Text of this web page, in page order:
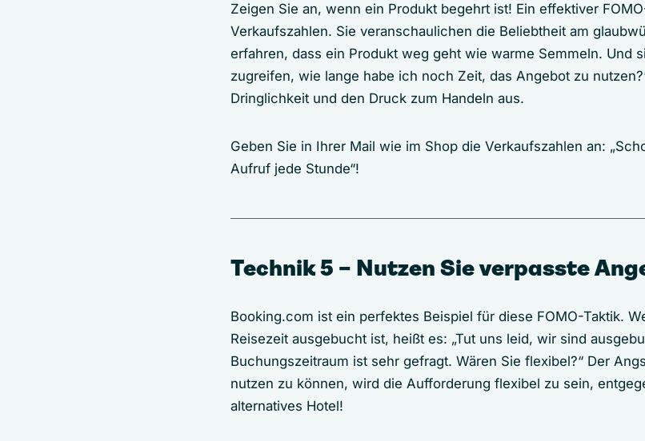
Zeigen Sie an, wenn ein Produkt begehrt ist! Ein effektiver
Verkaufszahlen. Sie veranschaulichen die Beliebtheit am
erfahren, dass ein Produkt weg geht wie warme Semmeln. Und
zugreifen, wie lange habe ich noch Zeit, das Angebot zu
Dringlichkeit und den Druck zum Handeln aus.
Geben Sie in Ihrer Mail wie im Shop die Verkaufszahlen an:
Aufruf jede Stunde“!
Technik 5 – Nutzen Sie verpasste
Booking.com ist ein perfektes Beispiel für diese FOMO-Taktik.
Reisezeit ausgebucht ist, heißt es: „Tut uns leid, wir sind
Buchungszeitraum ist sehr gefragt. Wären Sie flexibel?“ Der
nutzen zu können, wird die Aufforderung flexibel zu sein,
alternatives Hotel!